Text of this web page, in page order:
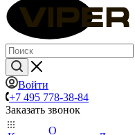
Войти
+7 495 778-38-84
Заказать звонок
О